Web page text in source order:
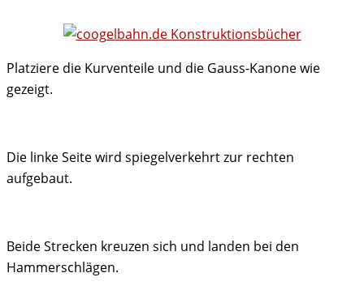
Platziere die Kurventeile und die Gauss-Kanone wie
gezeigt.
Die linke Seite wird spiegelverkehrt zur rechten
aufgebaut.
Beide Strecken kreuzen sich und landen bei den
Hammerschlägen.